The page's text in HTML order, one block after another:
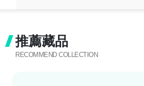
推薦藏品
RECOMMEND COLLECTION